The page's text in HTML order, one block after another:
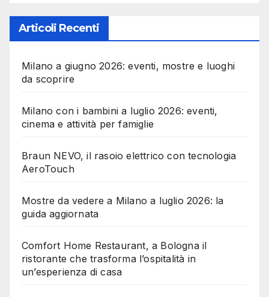
Articoli Recenti
Milano a giugno 2026: eventi, mostre e luoghi
da scoprire
Milano con i bambini a luglio 2026: eventi,
cinema e attività per famiglie
Braun NEVO, il rasoio elettrico con tecnologia
AeroTouch
Mostre da vedere a Milano a luglio 2026: la
guida aggiornata
Comfort Home Restaurant, a Bologna il
ristorante che trasforma l’ospitalità in
un’esperienza di casa